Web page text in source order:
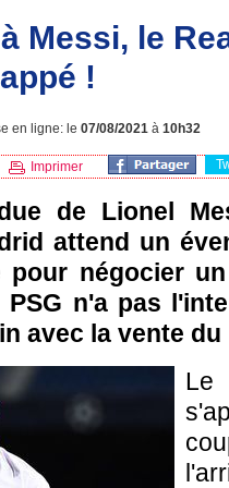
Messi, le
!
en ligne: le 07/08/2021 à 10h32
Imprimer
de Lionel
attend un
pour négocier
PSG n'a pas
avec la vente
Le